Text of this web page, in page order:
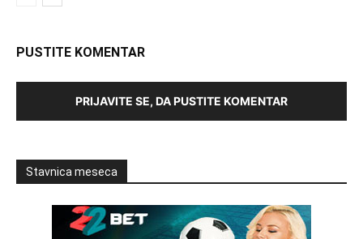
PUSTITE KOMENTAR
PRIJAVITE SE, DA PUSTITE KOMENTAR
Stavnica meseca